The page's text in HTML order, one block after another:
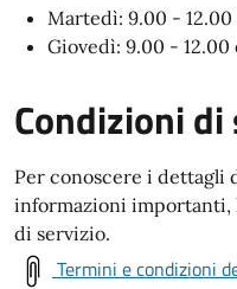
Martedì: 9.00 - 12.00
Giovedì: 9.00 - 12.00
Condizioni
Per conoscere i dettagli
informazioni
di servizio.
Termini e condizioni